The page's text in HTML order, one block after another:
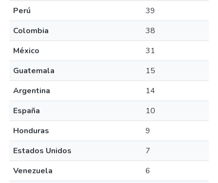
Perú
39
Colombia
38
México
31
Guatemala
15
Argentina
14
España
10
Honduras
9
Estados Unidos
7
Venezuela
6